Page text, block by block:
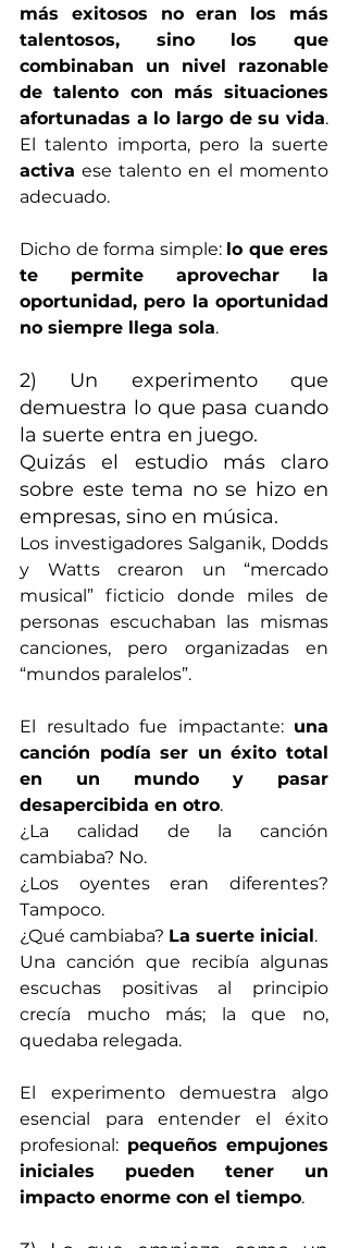
más exitosos no eran los más
talentosos, sino los que
combinaban un nivel razonable
de talento con más situaciones
afortunadas a lo largo de su vida.
activa ese talento en el momento
adecuado.
Dicho de forma simple: lo que eres
te permite aprovechar la
oportunidad, pero la oportunidad
no siempre llega sola.
2) Un experimento que
demuestra lo que pasa cuando
la suerte entra en juego.
Quizás el estudio más claro
sobre este tema no se hizo en
empresas, sino en música.
Los investigadores Salganik, Dodds
y Watts crearon un “mercado
musical” ficticio donde miles de
personas escuchaban las mismas
canciones, pero organizadas en
“mundos paralelos”.
El resultado fue impactante: una
canción podía ser un éxito total
en un mundo y pasar
desapercibida en otro.
¿La calidad de la canción
cambiaba? No.
¿Los oyentes eran diferentes?
Tampoco.
¿Qué cambiaba? La suerte inicial.
Una canción que recibía algunas
escuchas positivas al principio
crecía mucho más; la que no,
quedaba relegada.
El experimento demuestra algo
esencial para entender el éxito
profesional: pequeños empujones
iniciales pueden tener un
impacto enorme con el tiempo.